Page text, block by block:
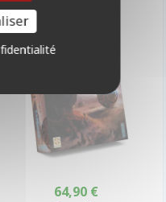
64,90 €